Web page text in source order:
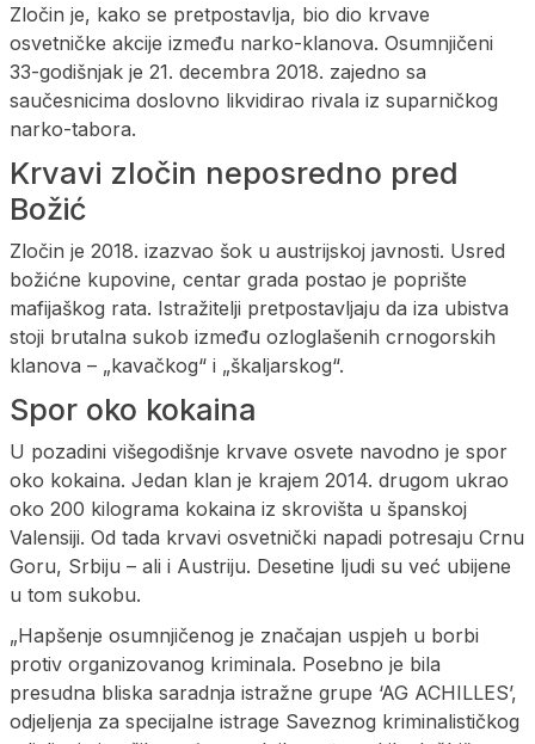
Zločin je, kako se pretpostavlja, bio dio krvave
osvetničke akcije između narko-klanova. Osumnjičeni
33-godišnjak je 21. decembra 2018. zajedno sa
saučesnicima doslovno likvidirao rivala iz suparničkog
narko-tabora.
Krvavi zločin neposredno pred
Božić
Zločin je 2018. izazvao šok u austrijskoj javnosti. Usred
božićne kupovine, centar grada postao je poprište
mafijaškog rata. Istražitelji pretpostavljaju da iza ubistva
stoji brutalna sukob između ozloglašenih crnogorskih
klanova – „kavačkog“ i „škaljarskog“.
Spor oko kokaina
U pozadini višegodišnje krvave osvete navodno je spor
oko kokaina. Jedan klan je krajem 2014. drugom ukrao
oko 200 kilograma kokaina iz skrovišta u španskoj
Valensiji. Od tada krvavi osvetnički napadi potresaju Crnu
Goru, Srbiju – ali i Austriju. Desetine ljudi su već ubijene
u tom sukobu.
„Hapšenje osumnjičenog je značajan uspjeh u borbi
protiv organizovanog kriminala. Posebno je bila
presudna bliska saradnja istražne grupe ‘AG ACHILLES’,
odjeljenja za specijalne istrage Saveznog kriminalističkog